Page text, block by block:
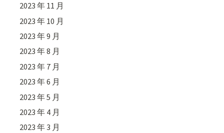
2023 年 11 月
2023 年 10 月
2023 年 9 月
2023 年 8 月
2023 年 7 月
2023 年 6 月
2023 年 5 月
2023 年 4 月
2023 年 3 月